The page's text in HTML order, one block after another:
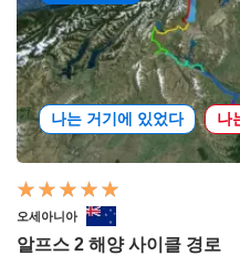
나는 거기에 있었다 나
오세아니아
알프스 2 해양 사이클 경로